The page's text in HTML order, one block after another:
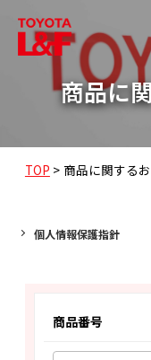
商品に
TOP > 商品に関する
個人情報保護指針
商品番号